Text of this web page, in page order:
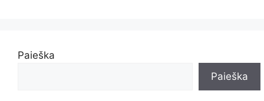
Paieška
Paieška